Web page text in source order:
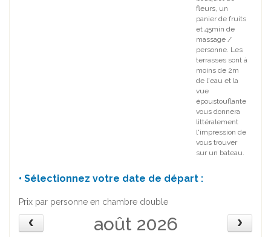
fleurs, un
panier de fruits
et 45min de
massage /
personne. Les
terrasses sont à
moins de 2m
de l'eau et la
vue
époustouflante
vous donnera
littéralement
l'impression de
vous trouver
sur un bateau.
• Sélectionnez votre date de départ :
Prix par personne en chambre double
août 2026